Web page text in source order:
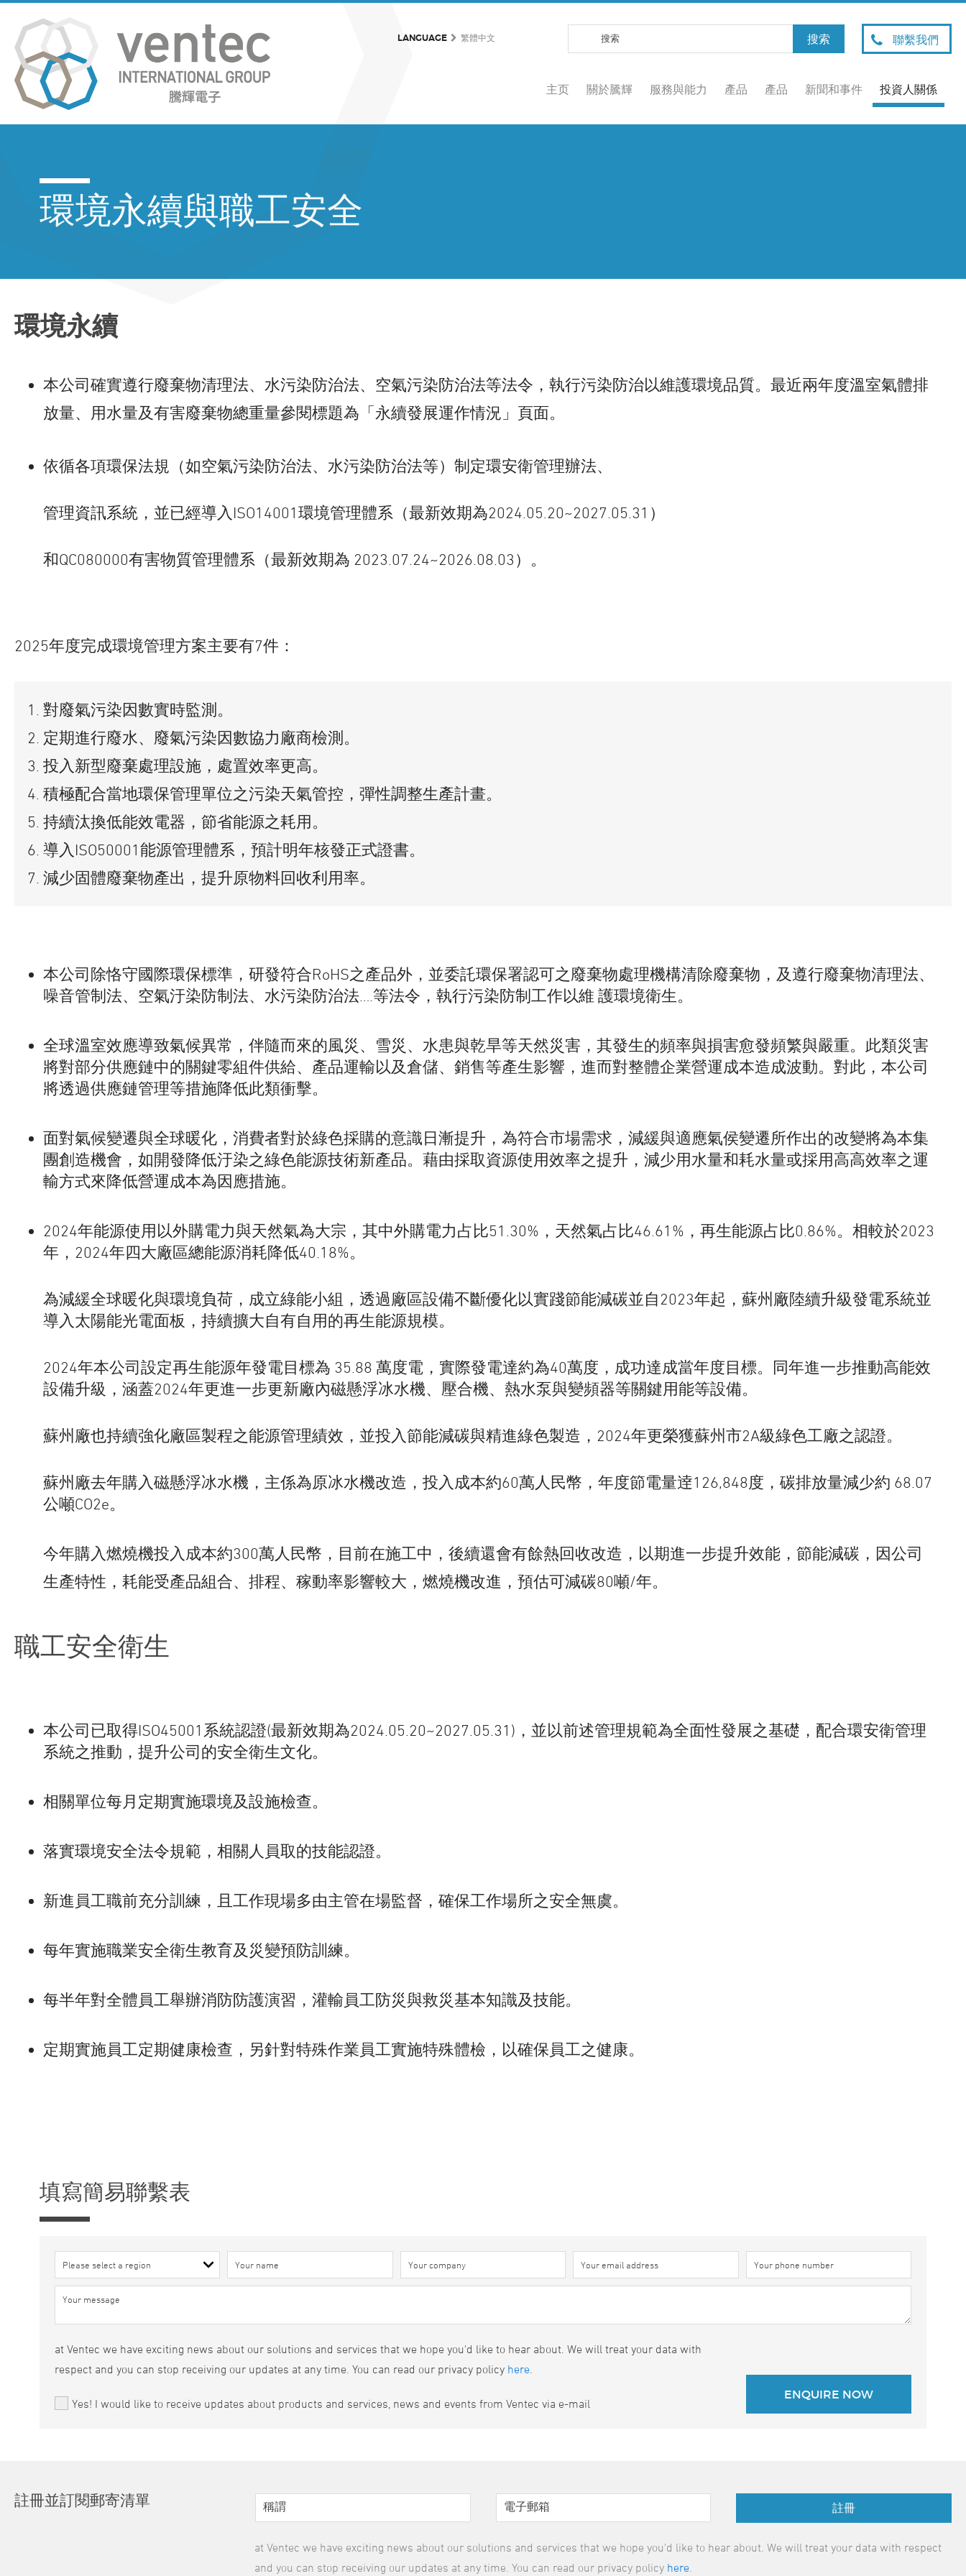
LANGUAGE 繁體中文 聯繫我們
主页 關於騰輝 服務與能力 產品 產品 新聞和事件 投資人關係
環境永續與職工安全
環境永續
本公司確實遵行廢棄物清理法、水污染防治法、空氣污染防治法等法令，執行污染防治以維護環境品質。最近兩年度溫室氣體排
放量、用水量及有害廢棄物總重量參閱標題為「永續發展運作情況」頁面。
依循各項環保法規（如空氣污染防治法、水污染防治法等）制定環安衛管理辦法、
管理資訊系統，並已經導入ISO14001環境管理體系（最新效期為2024.05.20~2027.05.31）
和QC080000有害物質管理體系（最新效期為 2023.07.24~2026.08.03）。
2025年度完成環境管理方案主要有7件：
對廢氣污染因數實時監測。
定期進行廢水、廢氣污染因數協力廠商檢測。
投入新型廢棄處理設施，處置效率更高。
積極配合當地環保管理單位之污染天氣管控，彈性調整生產計畫。
持續汰換低能效電器，節省能源之耗用。
導入ISO50001能源管理體系，預計明年核發正式證書。
減少固體廢棄物產出，提升原物料回收利用率。
本公司除恪守國際環保標準，研發符合RoHS之產品外，並委託環保署認可之廢棄物處理機構清除廢棄物，及遵行廢棄物清理法、
噪音管制法、空氣汙染防制法、水污染防治法….等法令，執行污染防制工作以維 護環境衛生。
全球溫室效應導致氣候異常，伴隨而來的風災、雪災、水患與乾旱等天然災害，其發生的頻率與損害愈發頻繁與嚴重。此類災害
將對部分供應鏈中的關鍵零組件供給、產品運輸以及倉儲、銷售等產生影響，進而對整體企業營運成本造成波動。對此，本公司
將透過供應鏈管理等措施降低此類衝擊。
面對氣候變遷與全球暖化，消費者對於綠色採購的意識日漸提升，為符合市場需求，減緩與適應氣侯變遷所作出的改變將為本集
團創造機會，如開發降低汙染之綠色能源技術新產品。藉由採取資源使用效率之提升，減少用水量和耗水量或採用高高效率之運
輸方式來降低營運成本為因應措施。
2024年能源使用以外購電力與天然氣為大宗，其中外購電力占比51.30%，天然氣占比46.61%，再生能源占比0.86%。相較於2023
年，2024年四大廠區總能源消耗降低40.18%。
為減緩全球暖化與環境負荷，成立綠能小組，透過廠區設備不斷優化以實踐節能減碳並自2023年起，蘇州廠陸續升級發電系統並
導入太陽能光電面板，持續擴大自有自用的再生能源規模。
2024年本公司設定再生能源年發電目標為 35.88 萬度電，實際發電達約為40萬度，成功達成當年度目標。同年進一步推動高能效
設備升級，涵蓋2024年更進一步更新廠內磁懸浮冰水機、壓合機、熱水泵與變頻器等關鍵用能等設備。
蘇州廠也持續強化廠區製程之能源管理績效，並投入節能減碳與精進綠色製造，2024年更榮獲蘇州市2A級綠色工廠之認證。
蘇州廠去年購入磁懸浮冰水機，主係為原冰水機改造，投入成本約60萬人民幣，年度節電量逹126,848度，碳排放量減少約 68.07
公噸CO2e。
今年購入燃燒機投入成本約300萬人民幣，目前在施工中，後續還會有餘熱回收改造，以期進一步提升效能，節能減碳，因公司
生產特性，耗能受產品組合、排程、稼動率影響較大，燃燒機改進，預估可減碳80噸/年。
職工安全衛生
本公司已取得ISO45001系統認證(最新效期為2024.05.20~2027.05.31)，並以前述管理規範為全面性發展之基礎，配合環安衛管理
系統之推動，提升公司的安全衛生文化。
相關單位每月定期實施環境及設施檢查。
落實環境安全法令規範，相關人員取的技能認證。
新進員工職前充分訓練，且工作現場多由主管在場監督，確保工作場所之安全無虞。
每年實施職業安全衛生教育及災變預防訓練。
每半年對全體員工舉辦消防防護演習，灌輸員工防災與救災基本知識及技能。
定期實施員工定期健康檢查，另針對特殊作業員工實施特殊體檢，以確保員工之健康。
填寫簡易聯繫表
at Ventec we have exciting news about our solutions and services that we hope you'd like to hear about. We will treat your data with
respect and you can stop receiving our updates at any time. You can read our privacy policy here
Yes! I would like to receive updates about products and services, news and events from Ventec via e-mail
註冊並訂閱郵寄清單 註冊
at Ventec we have exciting news about our solutions and services that we hope you'd like to hear about. We will treat your data with respect
and you can stop receiving our updates at any time. You can read our privacy policy here